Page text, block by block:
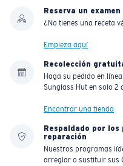
Reserva un
¿No tienes una receta
Empieza aquí
Recolección
Haga su pedido en
Sunglass Hut en solo 2
Encontrar una tienda
Respaldado por
reparación
Nuestros programas
arreglar o sustituir sus